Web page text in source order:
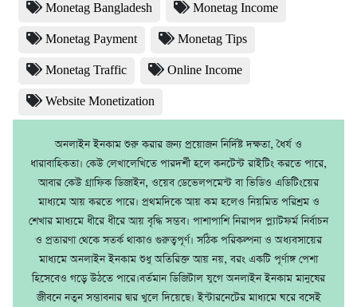
Monetag Bangladesh Monetag Income
Monetag Payment Monetag Tips
Monetag Traffic Online Income
Website Monetization
অনলাইন ইনকাম শুরু করার জন্য প্রয়োজন নির্দিষ্ট দক্ষতা, ধৈর্য ও
ধারাবাহিকতা। কেউ লেখালেখিতে পারদর্শী হলে কনটেন্ট রাইটিং করতে পারে,
আবার কেউ গ্রাফিক ডিজাইন, ওয়েব ডেভেলপমেন্ট বা ভিডিও এডিটিংয়ের
মাধ্যমে আয় করতে পারে। প্রথমদিকে আয় কম হলেও নিয়মিত পরিশ্রম ও
শেখার মাধ্যমে ধীরে ধীরে আয় বৃদ্ধি সম্ভব। পাশাপাশি নিরাপদ প্ল্যাটফর্ম নির্বাচন
ও প্রতারণা থেকে সতর্ক থাকাও গুরুত্বপূর্ণ। সঠিক পরিকল্পনা ও অধ্যবসায়ের
মাধ্যমে অনলাইন ইনকাম শুধু অতিরিক্ত আয় নয়, বরং একটি পূর্ণাঙ্গ পেশা
হিসেবেও গড়ে উঠতে পারে।বর্তমান ডিজিটাল যুগে অনলাইন ইনকাম মানুষের
জীবনে নতুন সম্ভাবনার দ্বার খুলে দিয়েছে। ইন্টারনেটের মাধ্যমে ঘরে বসেই